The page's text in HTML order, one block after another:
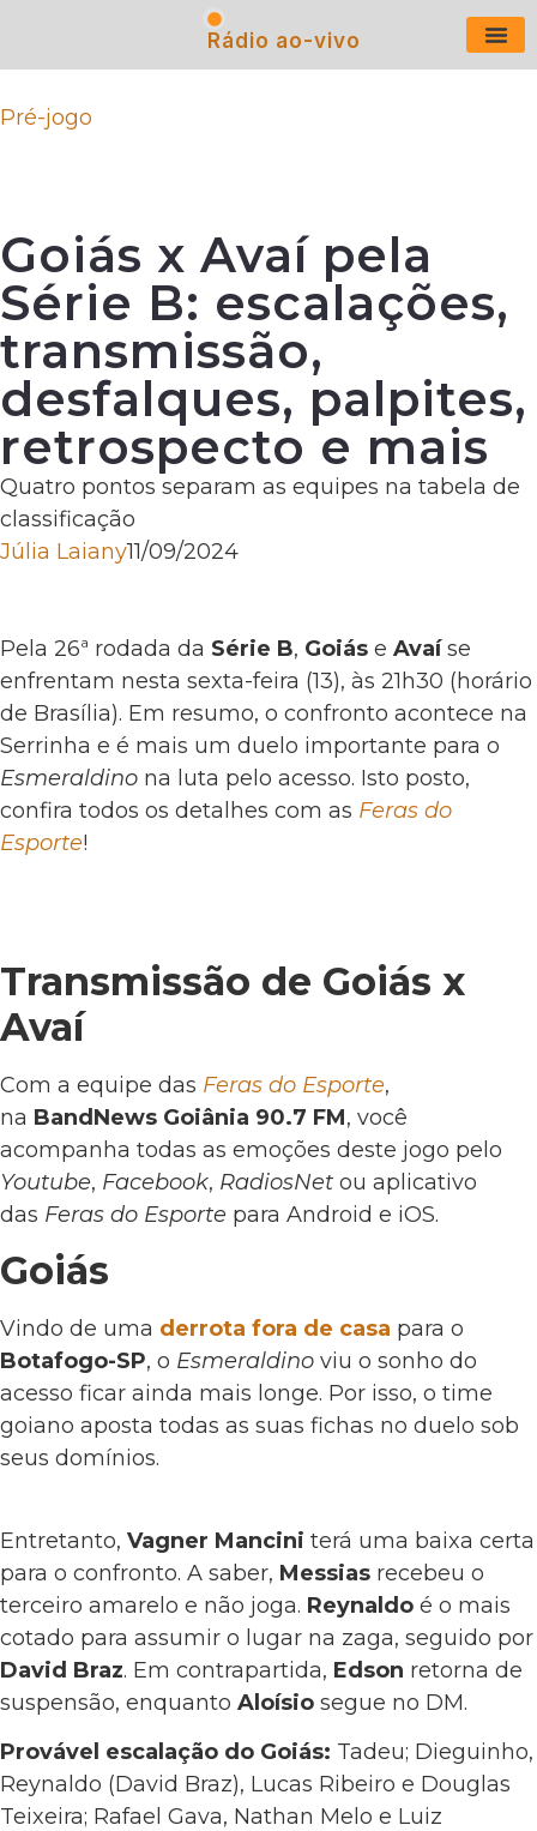
Rádio ao-vivo
Pré-jogo
Goiás x Avaí pela
Série B: escalações,
transmissão,
desfalques, palpites,
retrospecto e mais
Quatro pontos separam as equipes na tabela de
classificação
Júlia Laiany11/09/2024
Pela 26ª rodada da Série B, Goiás e Avaíse
enfrentam nesta sexta-feira (13), às 21h30 (horário
de Brasília). Em resumo, o confronto acontece na
Serrinha e é mais um duelo importante para o
Esmeraldino na luta pelo acesso. Isto posto,
confira todos os detalhes com as Feras do
Esporte!
Transmissão de Goiás x
Avaí
Com a equipe das Feras do Esporte,
na BandNews Goiânia 90.7 FM, você
acompanha todas as emoções deste jogo pelo
Youtube, Facebook, RadiosNet ou aplicativo
das Feras do Esporte para Android e iOS.
Goiás
Vindo de uma derrota fora de casa para o
Botafogo-SP, o Esmeraldino viu o sonho do
acesso ficar ainda mais longe. Por isso, o time
goiano aposta todas as suas fichas no duelo sob
seus domínios.
Entretanto, Vagner Mancini terá uma baixa certa
para o confronto. A saber, Messias recebeu o
terceiro amarelo e não joga. Reynaldo é o mais
cotado para assumir o lugar na zaga, seguido por
David Braz. Em contrapartida, Edson retorna de
suspensão, enquanto Aloísio segue no DM.
Provável escalação do Goiás: Tadeu; Dieguinho,
Reynaldo (David Braz), Lucas Ribeiro e Douglas
Teixeira; Rafael Gava, Nathan Melo e Luiz